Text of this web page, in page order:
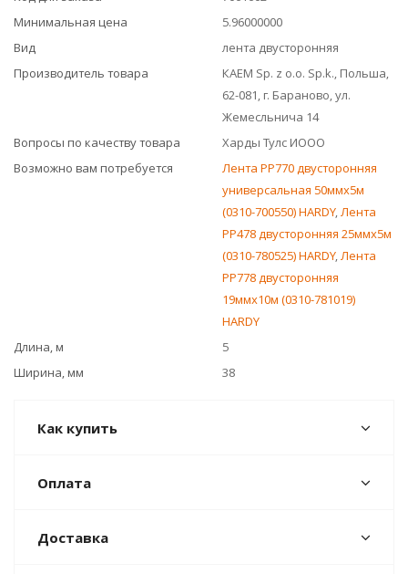
Минимальная цена
5.96000000
Вид
лента двусторонняя
Производитель товара
КАЕМ Sp. z o.o. Sp.k., Польша,
62-081, г. Бараново, ул.
Жемесльнича 14
Вопросы по качеству товара
Харды Тулс ИООО
Возможно вам потребуется
Лента PP770 двусторонняя
универсальная 50ммx5м
(0310-700550) HARDY,Лента
РР478 двусторонняя 25ммх5м
(0310-780525) HARDY,Лента
РР778 двусторонняя
19ммх10м (0310-781019)
HARDY
Длина, м
5
Ширина, мм
38
Как купить
Оплата
Доставка